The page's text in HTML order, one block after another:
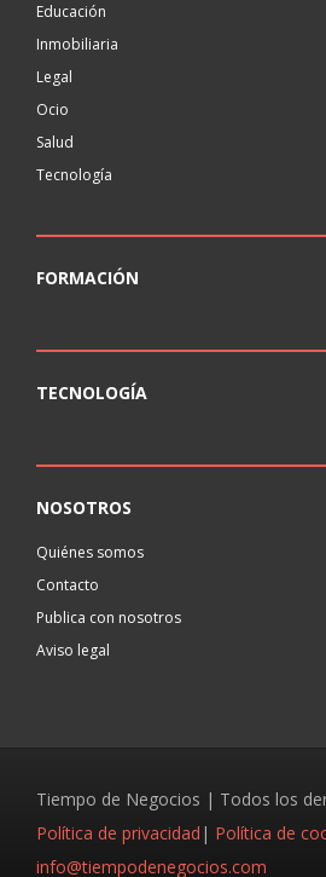
Educación
Inmobiliaria
Legal
Ocio
Salud
Tecnología
FORMACIÓN
TECNOLOGÍA
NOSOTROS
Quiénes somos
Contacto
Publica con nosotros
Aviso legal
Tiempo de Negocios | Todos los
Política de privacidad | Política de
info@tiempodenegocios.com